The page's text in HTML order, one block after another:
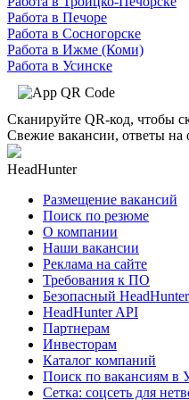
Работа в Печоре
Работа в Сосногорске
Работа в Ижме (Коми)
Работа в Усинске
Сканируйте QR-код, чтобы
Свежие вакансии, ответы на
HeadHunter
Размещение вакансий
Поиск по резюме
О компании
Наши вакансии
Реклама на сайте
Требования к ПО
Безопасный HeadHunter
HeadHunter API
Партнерам
Инвесторам
Каталог компаний
Поиск по вакансиям в
Сетка: соцсеть для